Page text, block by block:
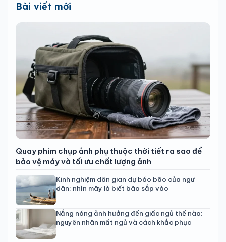
Bài viết mới
Quay phim chụp ảnh phụ thuộc thời tiết ra sao để
bảo vệ máy và tối ưu chất lượng ảnh
Kinh nghiệm dân gian dự báo bão của ngư
dân: nhìn mây là biết bão sắp vào
Nắng nóng ảnh hưởng đến giấc ngủ thế nào:
nguyên nhân mất ngủ và cách khắc phục